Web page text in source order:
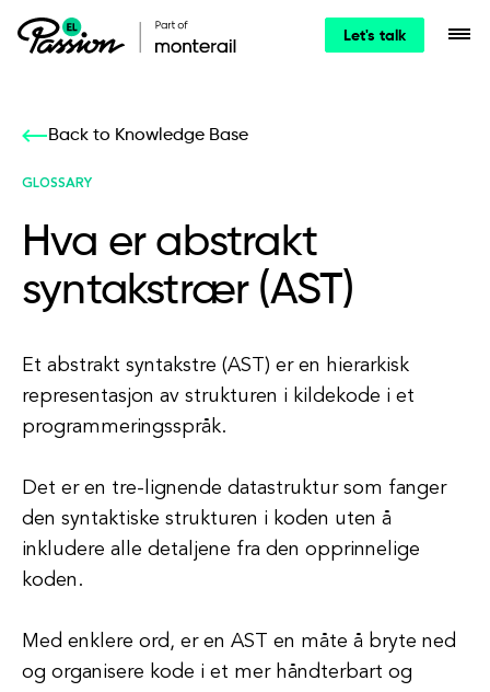
Let's talk
Back to Knowledge Base
GLOSSARY
Hva er abstrakt
syntakstrær (AST)
Et abstrakt syntakstre (AST) er en hierarkisk
representasjon av strukturen i kildekode i et
programmeringsspråk.
Det er en tre-lignende datastruktur som fanger
den syntaktiske strukturen i koden uten å
inkludere alle detaljene fra den opprinnelige
koden.
Med enklere ord, er en AST en måte å bryte ned
og organisere kode i et mer håndterbart og